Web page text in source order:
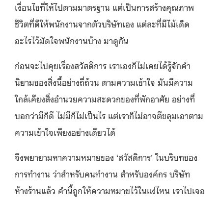
เงื่อนไขที่ให้ไปตามมาตรฐาน แต่เป็นการสร้างคุณภาพ
ชีวิตที่ดีให้พนักงานจากตัวบริษัทเอง แต่ละที่มีไม้เด็ด
อะไรไว้มัดใจพนักงานบ้าง มาดูกัน
ก่อนจะไปคุยเรื่องสวัสดิการ เราเองก็ไม่เคยได้รู้จักคำ
นิยามของสิ่งนี้อย่างถี่ถ้วน ตามความเข้าใจ มันมีความ
ใกล้เคียงสิ่งอำนวยความสะดวกของที่พักอาศัย อย่างที่
บอกว่ามีก็ดี ไม่มีก็ไม่เป็นไร แต่เราก็ไม่อาจตีขลุมเอาตาม
ความเข้าใจเพียงอย่างเดียวได้
จึงพยายามหาความหมายของ ‘สวัสดิการ’ ในบริบทของ
การทำงาน ว่าสำหรับคนทำงาน สำหรับองค์กร บริษัท
ห้างร้านแล้ว คำนี้ถูกให้ความหมายไว้ในแง่ไหน เราไปเจอ